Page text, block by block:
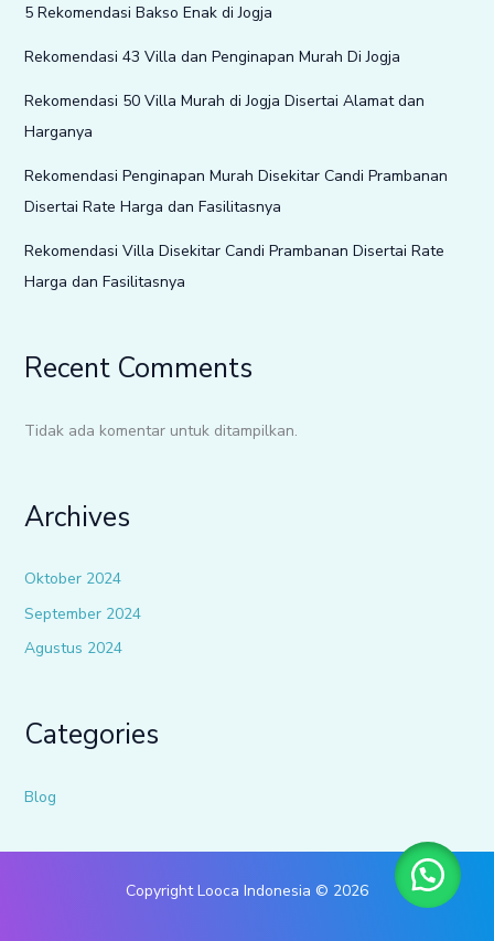
5 Rekomendasi Bakso Enak di Jogja
Rekomendasi 43 Villa dan Penginapan Murah Di Jogja
Rekomendasi 50 Villa Murah di Jogja Disertai Alamat dan
Harganya
Rekomendasi Penginapan Murah Disekitar Candi Prambanan
Disertai Rate Harga dan Fasilitasnya
Rekomendasi Villa Disekitar Candi Prambanan Disertai Rate
Harga dan Fasilitasnya
Recent Comments
Tidak ada komentar untuk ditampilkan.
Archives
Oktober 2024
September 2024
Agustus 2024
Categories
Blog
Copyright Looca Indonesia © 2026